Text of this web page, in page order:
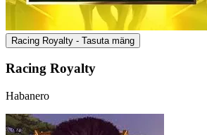
Racing Royalty - Tasuta mäng
Racing Royalty
Habanero